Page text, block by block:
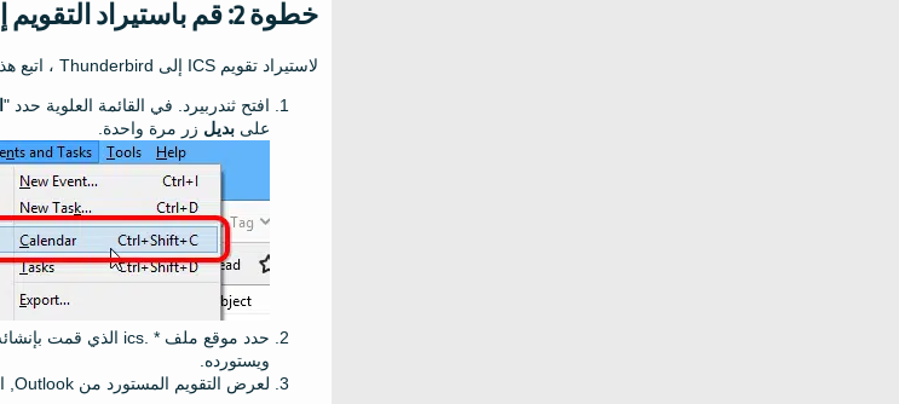
خطوة 2: قم باستيراد التقويم إلى Thunderbird
لاستيراد تقويم ICS إلى Thunderbird ، اتبع هذه الخطوات.
افتح ثندربيرد. في القائمة العلوية حدد "
على بديل زر مرة واحدة.
ويستورده.
لعرض التقويم المستورد من Outlook, انقر على "